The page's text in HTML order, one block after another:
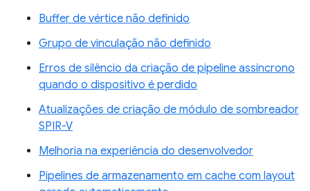
Buffer de vértice não definido
Grupo de vinculação não definido
Erros de silêncio da criação de pipeline assíncrono
quando o dispositivo é perdido
Atualizações de criação de módulo de sombreador
SPIR-V
Melhoria na experiência do desenvolvedor
Pipelines de armazenamento em cache com layout